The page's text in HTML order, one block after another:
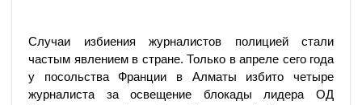
Случаи избиения журналистов полицией стали
частым явлением в стране. Только в апреле сего года
у посольства Франции в Алматы избито четыре
журналиста за освещение блокады лидера ОД